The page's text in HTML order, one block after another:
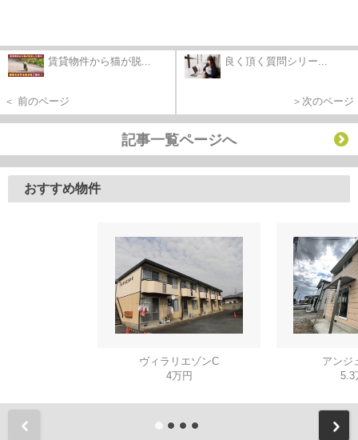
賃貸物件から猫が脱...
＜ 前のページ
良く頂く質問シリー...
＞次のページ
記事一覧ページへ
おすすめ物件
ヴィラリエゾンC
4万円
アンジ
5.3